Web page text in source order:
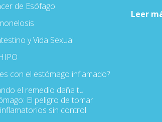
de Esófago
y Vida Sexual
con el estómago inflamado?
el remedio daña tu
El peligro de tomar
sin control
Leer